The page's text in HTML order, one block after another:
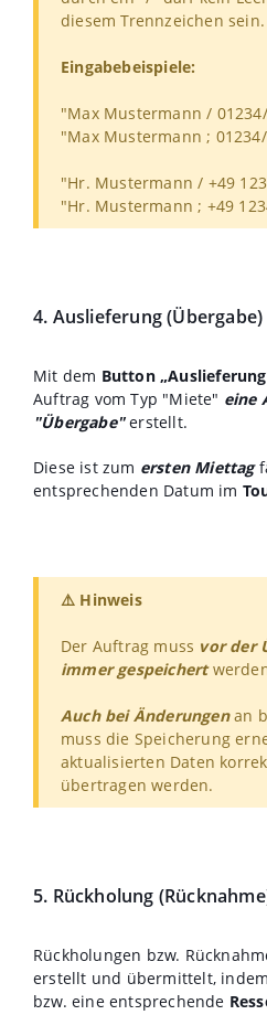
diesem Trennzeichen sein.
Eingabebeispiele:
"Max Mustermann /
"Max Mustermann ;
"Hr. Mustermann / +49
"Hr. Mustermann ; +49
4. Auslieferung (Übergabe)
Mit dem Button
Auftrag vom Typ "Miete" eine
"Übergabe"erstellt.
Diese ist zum ersten Miettag
entsprechenden Datum im
⚠️ Hinweis
Der Auftrag muss vor der
immer gespeichert
Auch bei Änderungenan
muss die Speicherung
aktualisierten Daten
übertragen werden.
5. Rückholung
Rückholungen bzw.
erstellt und übermittelt,
bzw. eine entsprechende